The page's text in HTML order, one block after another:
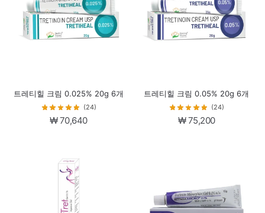
트레티힐 크림 0.025% 20g 6개
(24)
₩70,640
트레티힐 크림 0.05% 20g 6개
(24)
₩75,200